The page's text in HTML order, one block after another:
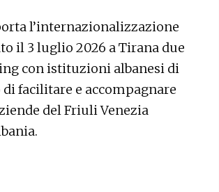
l’internazionalizzazione
il 3 luglio 2026 a Tirana due
con istituzioni albanesi di
facilitare e accompagnare
del Friuli Venezia